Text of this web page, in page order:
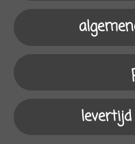
o
o
k